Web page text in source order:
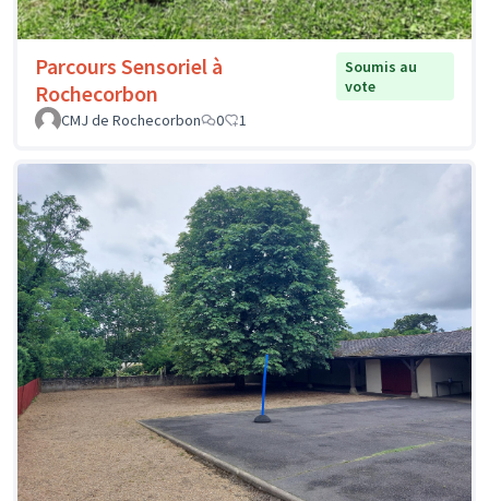
Parcours Sensoriel à
Rochecorbon
Soumis au
vote
CMJ de Rochecorbon
0 1